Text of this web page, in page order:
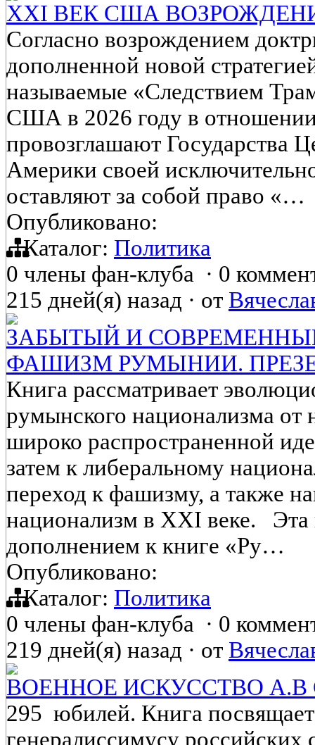
XXI ВЕК США
Согласно возрождением
дополненной новой
называемые «Следствием
США в 2026 году в
провозглашают Государства
Америки своей
оставляют за собой право «…
Опубликовано:
Каталог: Политика
0 члены фан-клуба · 0
215 дней(я) назад · от
ЗАБЫТЫЙ И
ФАШИЗМ РУМЫНИИ.
Книга рассматривает
румынского национализма от
широко распространенной
затем к либеральному
переход к фашизму, а также
национализм в XXI веке. Эта
дополнением к книге «Ру…
Опубликовано:
Каталог: Политика
0 члены фан-клуба · 0
219 дней(я) назад · от
ВОЕННОЕ ИСКУССТВО А.В
295 юбилей. Книга
генералиссимусу